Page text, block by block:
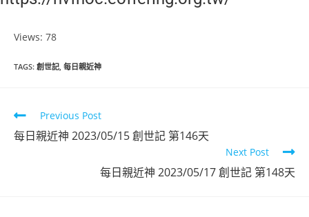
Views: 78
TAGS: 創世記, 每日親近神
Read
more
articles
Previous Post
每日親近神 2023/05/15 創世記 第146天
Next Post
每日親近神 2023/05/17 創世記 第148天